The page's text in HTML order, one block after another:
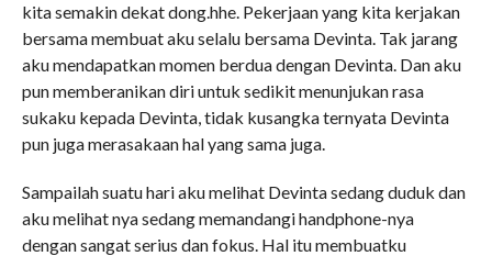
kita semakin dekat dong.hhe. Pekerjaan yang kita kerjakan
bersama membuat aku selalu bersama Devinta. Tak jarang
aku mendapatkan momen berdua dengan Devinta. Dan aku
pun memberanikan diri untuk sedikit menunjukan rasa
sukaku kepada Devinta, tidak kusangka ternyata Devinta
pun juga merasakaan hal yang sama juga.
Sampailah suatu hari aku melihat Devinta sedang duduk dan
aku melihat nya sedang memandangi handphone-nya
dengan sangat serius dan fokus. Hal itu membuatku